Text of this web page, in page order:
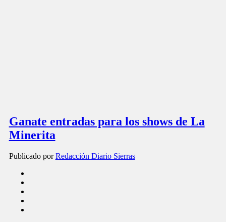
Ganate entradas para los shows de La
Minerita
Publicado porRedacción Diario Sierras